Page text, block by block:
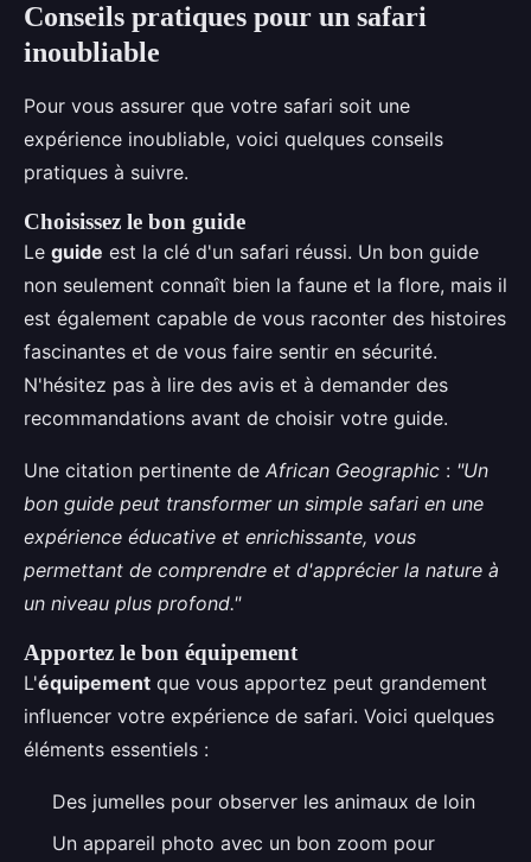
Conseils pratiques pour un safari
inoubliable
Pour vous assurer que votre safari soit une
expérience inoubliable, voici quelques conseils
pratiques à suivre.
Choisissez le bon guide
Le guide est la clé d'un safari réussi. Un bon guide
non seulement connaît bien la faune et la flore, mais il
est également capable de vous raconter des histoires
fascinantes et de vous faire sentir en sécurité.
N'hésitez pas à lire des avis et à demander des
recommandations avant de choisir votre guide.
Une citation pertinente de African Geographic : "Un
bon guide peut transformer un simple safari en une
expérience éducative et enrichissante, vous
permettant de comprendre et d'apprécier la nature à
un niveau plus profond."
Apportez le bon équipement
L'équipement que vous apportez peut grandement
influencer votre expérience de safari. Voici quelques
éléments essentiels :
Des jumelles pour observer les animaux de loin
Un appareil photo avec un bon zoom pour